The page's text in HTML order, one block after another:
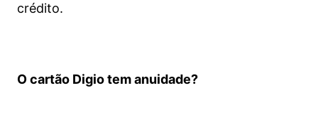
crédito.
O cartão Digio tem anuidade?